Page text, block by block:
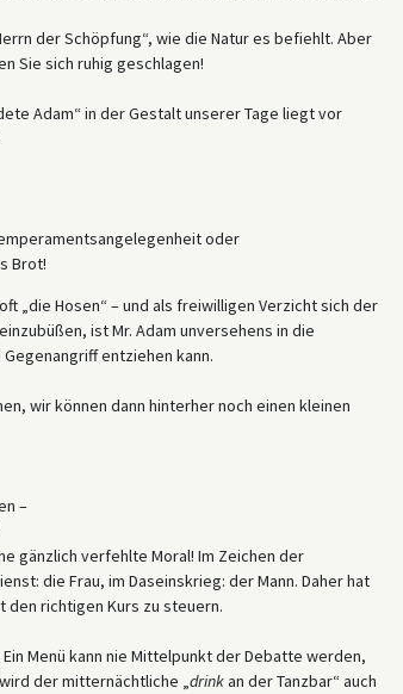
scheiden. Paula, die talentiertere und
verschiedene Zeitschriften und gewann mehrere
der Schöpfung“, wie die Natur es befiehlt. Aber
Sie sich ruhig geschlagen!
Adam“ in der Gestalt unserer Tage liegt vor
oder
Brot!
„die Hosen“ – und als freiwilligen Verzicht sich der
ist Mr. Adam unversehens in die
entziehen kann.
wir können dann hinterher noch einen kleinen
–
gänzlich verfehlte Moral! Im Zeichen der
die Frau, im Daseinskrieg: der Mann. Daher hat
richtigen Kurs zu steuern.
Menü kann nie Mittelpunkt der Debatte werden,
der mitternächtliche „drinkan der Tanzbar“ auch